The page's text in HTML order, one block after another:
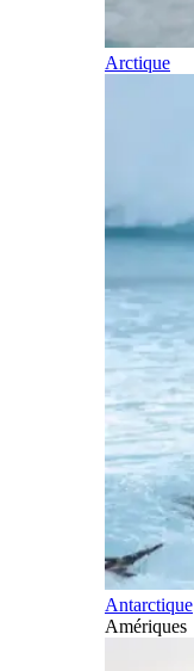
Arctique
Antarctique
Amériques